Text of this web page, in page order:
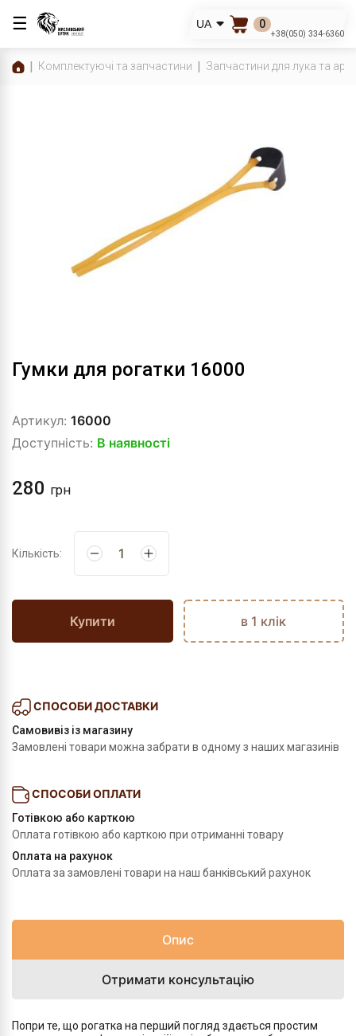
☰ UA 0
+38(050) 334-6360
Комплектуючі та запчастини Запчастини для лука та
Гумки для рогатки 16000
Артикул: 16000
Доступність: В наявності
280 грн
Кількість:
Купити в 1 клік
СПОСОБИ ДОСТАВКИ
Самовивіз із магазину
Замовлені товари можна забрати в одному з наших магазинів
СПОСОБИ ОПЛАТИ
Готівкою або карткою
Оплата готівкою або карткою при отриманні товару
Оплата на рахунок
Оплата за замовлені товари на наш банківський рахунок
Опис
Отримати консультацію
Попри те, що рогатка на перший погляд здається простим